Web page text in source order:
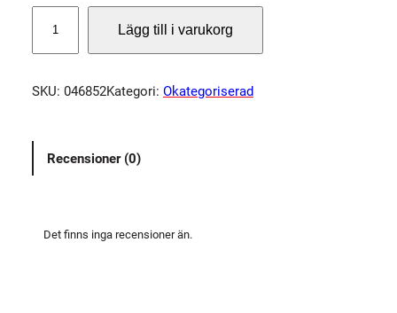
t
r
n
Lägg till i varukorg
SKU: 046852Kategori: Okategoriserad
Recensioner (0)
Det finns inga recensioner än.